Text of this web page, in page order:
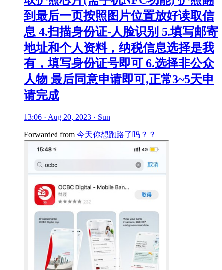
到最后一页按照图片位置放好读取信
息 4.扫描身份证-人脸识别 5.填写邮寄
地址和个人资料，纳税信息选择是我
有，填写身份证号即可 6.选择非公众
人物 最后同意申请即可,正常3~5天申
请完成
13:06 · Aug 20, 2023 · Sun
Forwarded from 今天你想跑路了吗？？